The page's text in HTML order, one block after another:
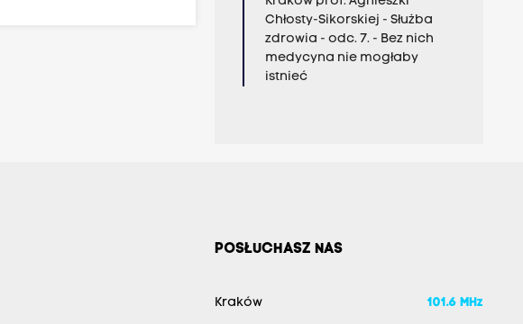
Chłosty-Sikorskiej - Służba
zdrowia - odc. 7. - Bez nich
medycyna nie mogłaby
istnieć
POSŁUCHASZ NAS
Kraków 101.6 MHz